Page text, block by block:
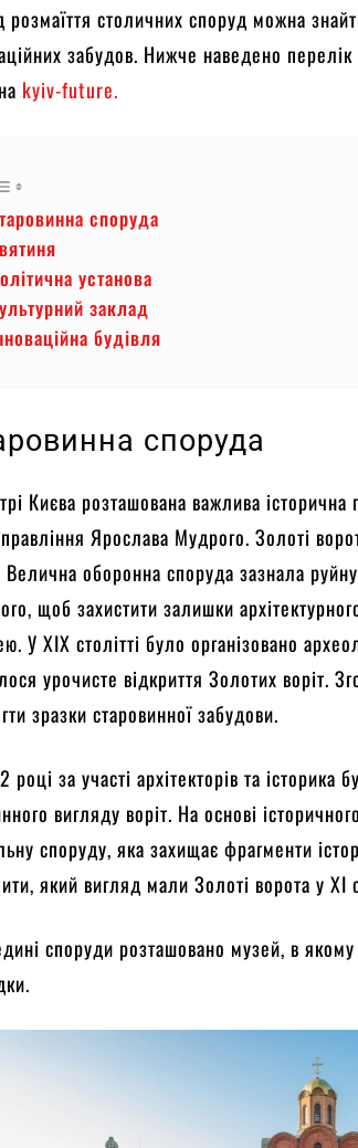
розмаїття столичних споруд можна
забудов. Нижче наведено перелік
kyiv-future.
споруда
установа
заклад
будівля
споруда
Києва розташована важлива історична
правління Ярослава Мудрого. Золоті
Велична оборонна споруда зазнала
щоб захистити залишки
У ХІХ столітті було організовано
урочисте відкриття Золотих воріт.
зразки старовинної забудови.
році за участі архітекторів та історика
вигляду воріт. На основі
споруду, яка захищає фрагменти
який вигляд мали Золоті ворота у ХІ
споруди розташовано музей, в якому